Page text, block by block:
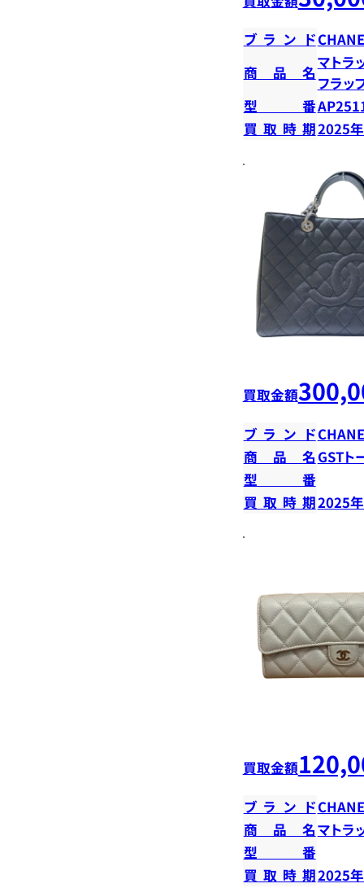
ブランド
商品名
マトラ
フラッ
型番
買取時期2025
買取金額
ブランド
商品名 GSTト
型番
買取時期2025
買取金額
ブランド
商品名マト
型番
買取時期2025